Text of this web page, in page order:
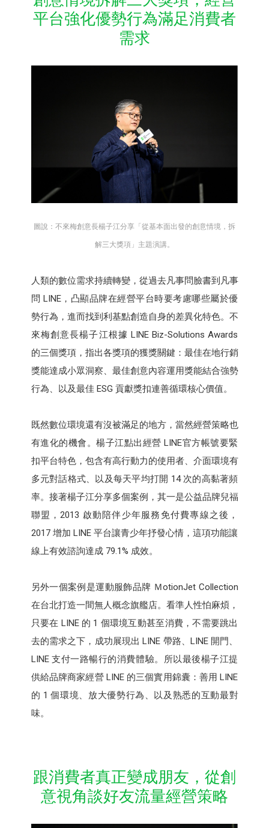
平台強化優勢行為滿足消費者
需求
圖說：不來梅創意長楊子江分享「從基本面出發的創意情境，拆
解三大獎項」主題演講。
人類的數位需求持續轉變，從過去凡事問臉書到凡事
問 LINE，凸顯品牌在經營平台時要考慮哪些屬於優
勢行為，進而找到利基點創造自身的差異化特色。不
來梅創意長楊子江根據 LINE Biz-Solutions Awards
的三個獎項，指出各獎項的獲獎關鍵：最佳在地行銷
獎能達成小眾洞察、最佳創意內容運用獎能結合強勢
行為、以及最佳 ESG 貢獻獎扣連善循環核心價值。
既然數位環境還有沒被滿足的地方，當然經營策略也
有進化的機會。楊子江點出經營 LINE官方帳號要緊
扣平台特色，包含有高行動力的使用者、介面環境有
多元對話格式、以及每天平均打開 14 次的高黏著頻
率。接著楊子江分享多個案例，其一是公益品牌兒福
聯盟，2013 啟動陪伴少年服務免付費專線之後，
2017 增加 LINE 平台讓青少年抒發心情，這項功能讓
線上有效諮詢達成 79.1% 成效。
另外一個案例是運動服飾品牌 ＭotionJet Collection
在台北打造一間無人概念旗艦店。看準人性怕麻煩，
只要在 LINE 的 1 個環境互動甚至消費，不需要跳出
去的需求之下，成功展現出 LINE 帶路、LINE 開門、
LINE 支付一路暢行的消費體驗。所以最後楊子江提
供給品牌商家經營 LINE 的三個實用錦囊：善用 LINE
的 1 個環境、放大優勢行為、以及熟悉的互動最對
味。
跟消費者真正變成朋友，從創
意視角談好友流量經營策略